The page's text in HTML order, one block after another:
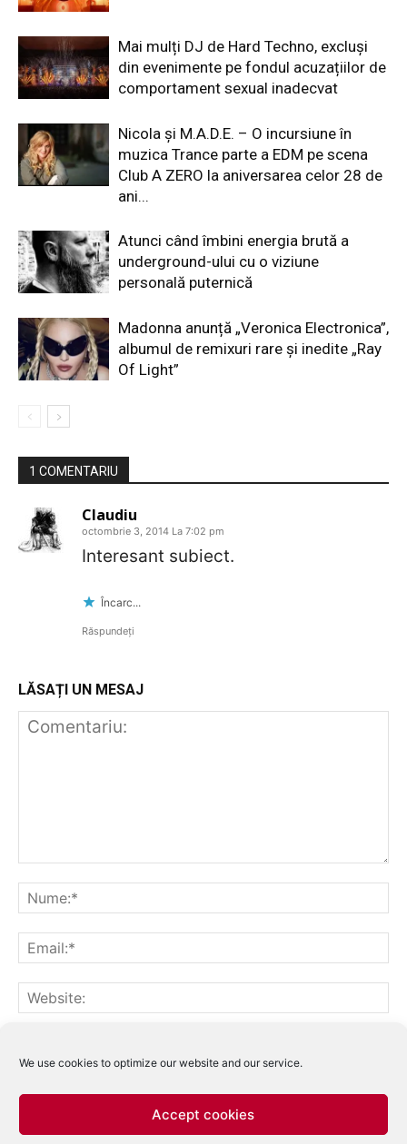
We use cookies to optimize our website and our service.
Accept cookies
Mai mulți DJ de Hard Techno, excluși
din evenimente pe fondul acuzațiilor de
comportament sexual inadecvat
Nicola și M.A.D.E. – O incursiune în
muzica Trance parte a EDM pe scena
Club A ZERO la aniversarea celor 28 de
ani...
Atunci când îmbini energia brută a
underground-ului cu o viziune
personală puternică
Madonna anunță „Veronica Electronica”,
albumul de remixuri rare și inedite „Ray
Of Light”
1 COMENTARIU
Claudiu
octombrie 3, 2014 La 7:02 pm
Interesant subiect.
Încarc...
Răspundeți
LĂSAȚI UN MESAJ
Notifică-mă prin email când sunt publicate articole noi.